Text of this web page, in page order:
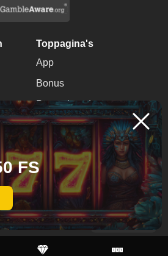
FS
Toppagina's
App
Bonus
Promotiecode
Geen Stortingsbonus